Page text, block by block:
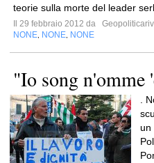
teorie sulla morte del leader
Il 29 febbraio 2012 da
NONE NONE NONE
"Io song n'omme
.
un